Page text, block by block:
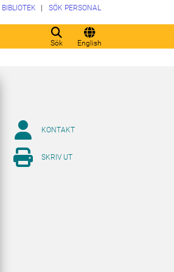
Sök English
BIBLIOTEK SÖK PERSONAL
KONTAKT
SKRIV UT